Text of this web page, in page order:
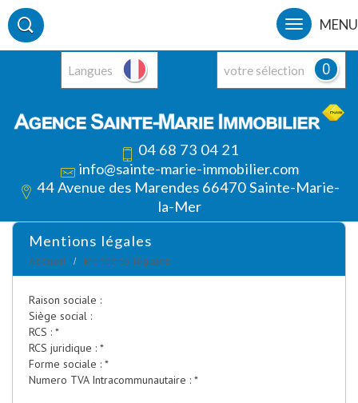
Langues votre sélection 0
04 68 73 04 21
info@sainte-marie-immobilier.com
44 Avenue des Marendes 66470 Sainte-Marie-
la-Mer
MENU
mentions légales
Accueil Mentions légales
Raison sociale :
Siège social :
RCS : *
RCS juridique : *
Forme sociale : *
Numero TVA Intracommunautaire : *